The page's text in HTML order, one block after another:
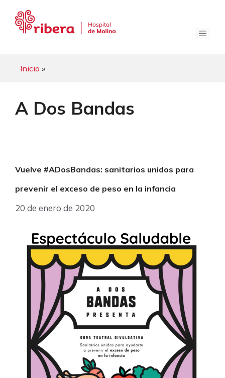
contenido
Menú
Inicio »
A Dos Bandas
Vuelve #ADosBandas: sanitarios unidos para
prevenir el exceso de peso en la infancia
20 de enero de 2020